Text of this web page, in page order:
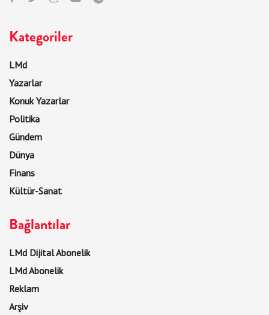
Kategoriler
LMd
Yazarlar
Konuk Yazarlar
Politika
Gündem
Dünya
Finans
Kültür-Sanat
Bağlantılar
LMd Dijital Abonelik
LMd Abonelik
Reklam
Arşiv